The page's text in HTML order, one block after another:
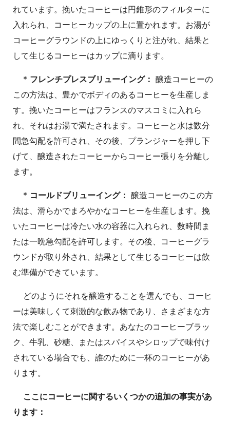
れています。挽いたコーヒーは円錐形のフィルターに
入れられ、コーヒーカップの上に置かれます。お湯が
コーヒーグラウンドの上にゆっくりと注がれ、結果と
して生じるコーヒーはカップに滴ります。
* フレンチプレスブリューイング： 醸造コーヒーの
この方法は、豊かでボディのあるコーヒーを生産しま
す。挽いたコーヒーはフランスのマスコミに入れら
れ、それはお湯で満たされます。コーヒーと水は数分
間急勾配を許可され、その後、プランジャーを押し下
げて、醸造されたコーヒーからコーヒー張りを分離し
ます。
* コールドブリューイング： 醸造コーヒーのこの方
法は、滑らかでまろやかなコーヒーを生産します。挽
いたコーヒーは冷たい水の容器に入れられ、数時間ま
たは一晩急勾配を許可します。その後、コーヒーグラ
ウンドが取り外され、結果として生じるコーヒーは飲
む準備ができています。
どのようにそれを醸造することを選んでも、コーヒ
ーは美味しくて刺激的な飲み物であり、さまざまな方
法で楽しむことができます。あなたのコーヒーブラッ
ク、牛乳、砂糖、またはスパイスやシロップで味付け
されている場合でも、誰のために一杯のコーヒーがあ
ります。
ここにコーヒーに関するいくつかの追加の事実があ
ります：